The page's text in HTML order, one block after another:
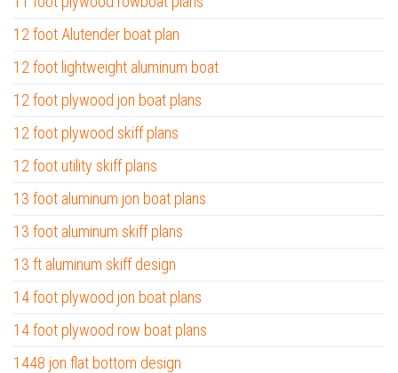
12 foot Alutender boat plan
12 foot lightweight aluminum boat
12 foot plywood jon boat plans
12 foot plywood skiff plans
12 foot utility skiff plans
13 foot aluminum jon boat plans
13 foot aluminum skiff plans
13 ft aluminum skiff design
14 foot plywood jon boat plans
14 foot plywood row boat plans
1448 jon flat bottom design